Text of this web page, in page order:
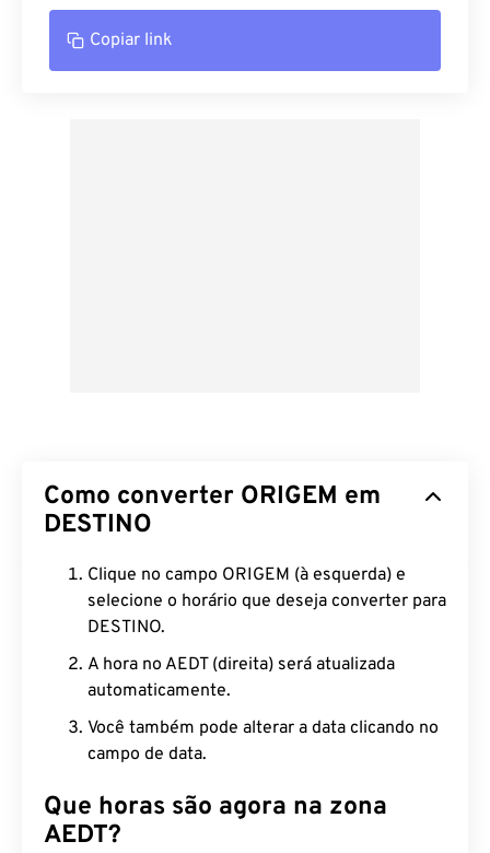
Copiar link
Como converter ORIGEM em
DESTINO
Clique no campo ORIGEM (à esquerda) e
selecione o horário que deseja converter para
DESTINO.
A hora no AEDT (direita) será atualizada
automaticamente.
Você também pode alterar a data clicando no
campo de data.
Que horas são agora na zona
AEDT?